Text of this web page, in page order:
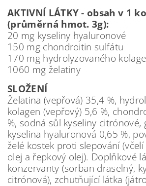
AKTIVNÍ LÁTKY - obsah v 1
(průměrná hmot. 3g):
20 mg kyseliny hyaluronové
150 mg chondroitin sulfátu
170 mg hydrolyzovaného
1060 mg želatiny
SLOŽENÍ
Želatina (vepřová) 35,4 %,
kolagen (vepřový) 5,6 %,
%, sodná sůl kyseliny citrónové,
kyselina hyaluronová 0,65 %,
želé kostek proti slepování
olej a řepkový olej). Doplňkové
konzervanty (sorban draselný,
citrónová), zchutňující látka